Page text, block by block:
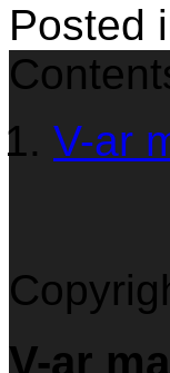
Posted
V-ar
V-ar